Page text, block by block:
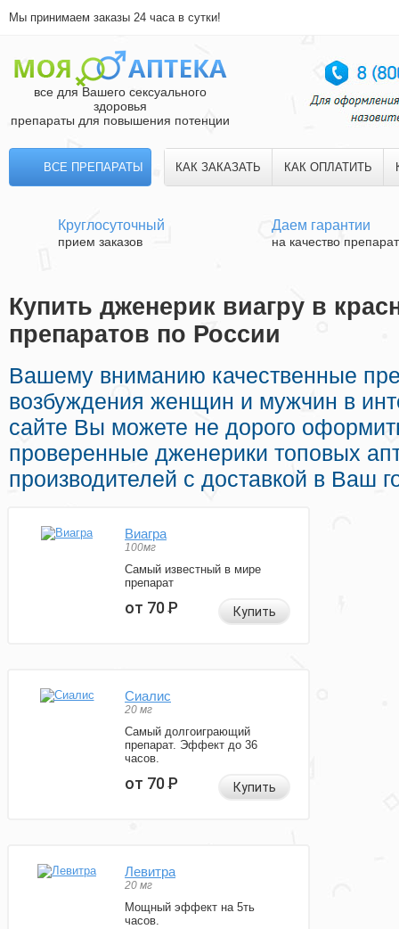
Мы принимаем заказы 24 часа в сутки!
все для Вашего сексуального
здоровья
препараты для повышения потенции
ВСЕ ПРЕПАРАТЫ КАК ЗАКАЗАТЬ КАК ОПЛАТИТЬ
Круглосуточный
прием заказов
Даем гарантии
на качество
Купить дженерик виагру в
препаратов по России
Вашему вниманию качественные
возбуждения женщин и мужчин в
сайте Вы можете не дорого
проверенные дженерики топовых
производителей с доставкой в Ваш
Виагра
100мг
Самый известный в мире
препарат
от 70Р Купить
Сиалис
20 мг
Самый долгоиграющий
препарат. Эффект до 36
часов.
от 70Р Купить
Левитра
20 мг
Мощный эффект на 5ть
часов.